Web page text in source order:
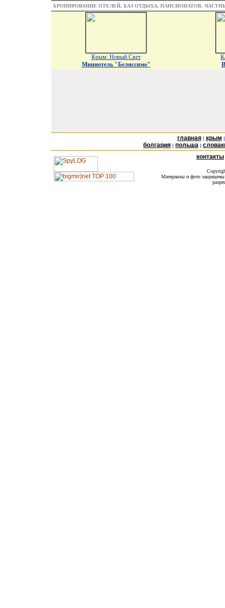
БРОНИРОВАНИЕ ОТЕЛЕЙ, БАЗ ОТДЫХА, ПАНСИОНАТОВ,
Крым: Новый Свет
Миниотель "Белиссимо"
главная| крым
болгария | польша |
контакты
Материалы и фото защищены